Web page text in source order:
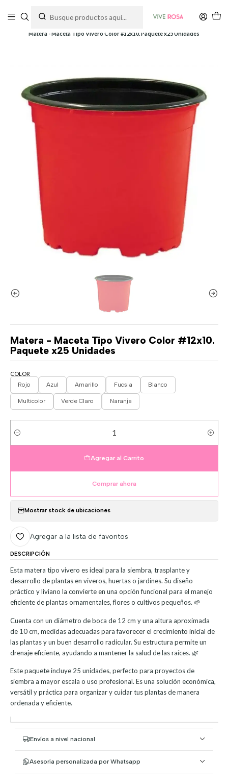
Matera - Maceta Tipo Vivero Color #12x10. Paquete x25 Unidades
Matera - Maceta Tipo Vivero Color #12x10.
Paquete x25 Unidades
COLOR
Rojo Azul Amarillo Fucsia Blanco
Multicolor Verde Claro Naranja
Cantidad
Agregar al Carrito
Comprar ahora
Mostrar stock de ubicaciones
Agregar a la lista de favoritos
DESCRIPCIÓN
Esta matera tipo vivero es ideal para la siembra, trasplante y
desarrollo de plantas en viveros, huertas o jardines. Su diseño
práctico y liviano la convierte en una opción funcional para el manejo
eficiente de plantas ornamentales, flores o cultivos pequeños. 🌱
Cuenta con un diámetro de boca de 12 cm y una altura aproximada
de 10 cm, medidas adecuadas para favorecer el crecimiento inicial de
las plantas y un buen desarrollo radicular. Su estructura permite un
drenaje eficiente, ayudando a mantener la salud de las raíces. 🌿
Este paquete incluye 25 unidades, perfecto para proyectos de
siembra a mayor escala o uso profesional. Es una solución económica,
versátil y práctica para organizar y cuidar tus plantas de manera
ordenada y eficiente.
|
Envíos a nivel nacional
Asesoría personalizada por Whatsapp